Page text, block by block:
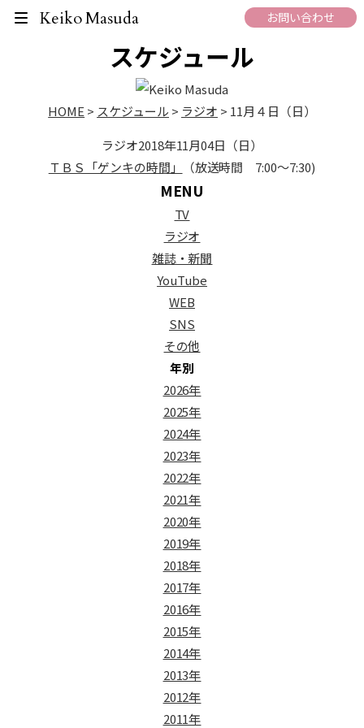
Keiko Masuda お問い合わせ
スケジュール
HOME > スケジュール > ラジオ > 11月４日（日）
ラジオ2018年11月04日（日）
ＴＢＳ「ゲンキの時間」
（放送時間 7:00～7:30)
MENU
TV
ラジオ
雑誌・新聞
YouTube
WEB
SNS
その他
年別
2026年
2025年
2024年
2023年
2022年
2021年
2020年
2019年
2018年
2017年
2016年
2015年
2014年
2013年
2012年
2011年